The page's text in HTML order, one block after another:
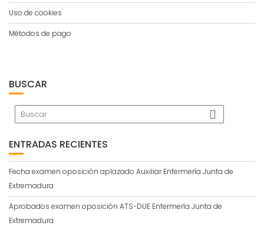
Uso de cookies
Métodos de pago
BUSCAR
ENTRADAS RECIENTES
Fecha examen oposición aplazado Auxiliar Enfermería Junta de
Extremadura
Aprobados examen oposición ATS-DUE Enfermería Junta de
Extremadura